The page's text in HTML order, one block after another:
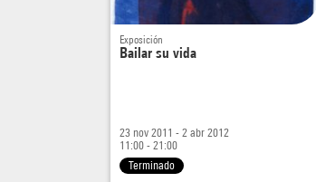
Exposición
Bailar su vida
23 nov 2011 - 2 abr 2012
11:00 - 21:00
Terminado